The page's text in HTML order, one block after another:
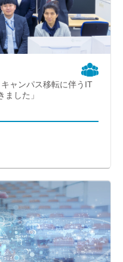
キャンパス移転に伴うIT
した」